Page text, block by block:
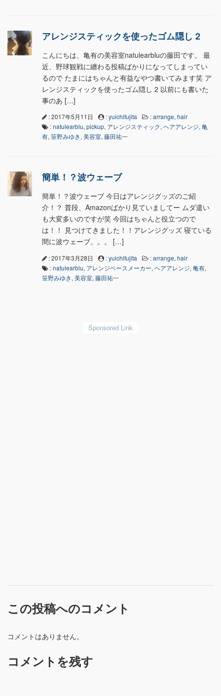
アレンジスティックを使ったゴム隠し 2
こんにちは、亀有の美容室natulearbluの藤田です。 最
近、野球観戦に纏わる投稿ばかりになってしまってい
るので たまにはちゃんと有益なやつ書いてみます笑 ア
レンジスティックを使ったゴム隠し 2 以前にも書いた
事のあ […]
: 2017年5月11日 :yuichifujita :arrange, hair
:natulearblu, pickup, アレンジスティック, ヘアアレンジ, 亀
有, 笹野みゆき, 美容室, 藤田祐一
簡単！？波ウェーブ
簡単！？波ウェーブ 今日はアレンジグッズのご紹
介！？ 普段、Amazonばかり見ていましてー ムダ遣い
も大変多いのですが笑 今回はちゃんと役立つので
は！！ 見つけてきました！！アレンジグッズ 寝ている
間に波ウェーブ。。。 […]
: 2017年3月28日 :yuichifujita :arrange, hair
:natulearblu, アレンジベースメーカー, ヘアアレンジ, 亀有,
笹野みゆき, 美容室, 藤田祐一
この投稿へのコメント
コメントはありません。
コメントを残す